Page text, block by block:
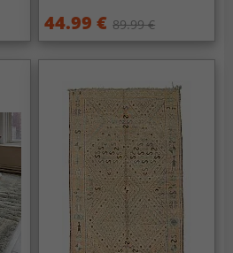
44.99 € 89.99 €